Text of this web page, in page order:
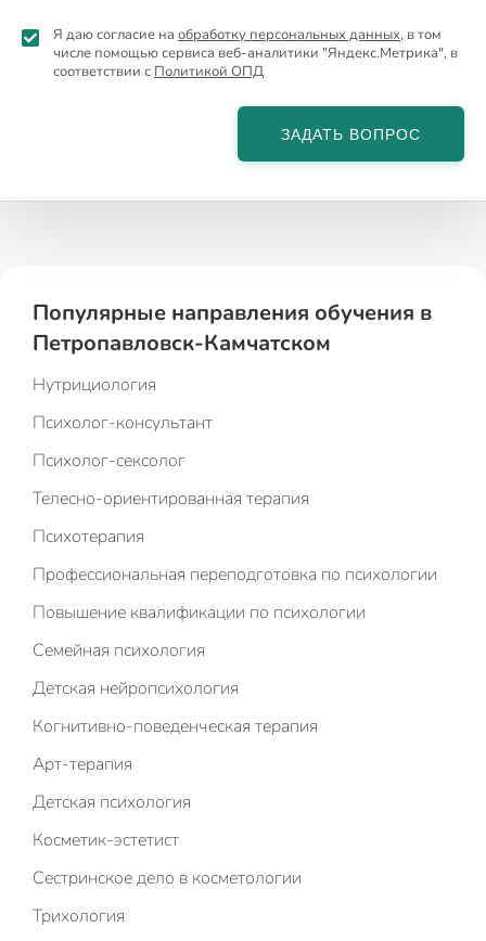
Я даю согласие на обработку персональных данных, в том
числе помощью сервиса веб-аналитики "Яндекс.Метрика", в
соответствии с Политикой ОПД
ЗАДАТЬ ВОПРОС
Популярные направления обучения в
Петропавловск-Камчатском
Нутрициология
Психолог-консультант
Психолог-сексолог
Телесно-ориентированная терапия
Психотерапия
Профессиональная переподготовка по психологии
Повышение квалификации по психологии
Семейная психология
Детская нейропсихология
Когнитивно-поведенческая терапия
Арт-терапия
Детская психология
Косметик-эстетист
Сестринское дело в косметологии
Трихология